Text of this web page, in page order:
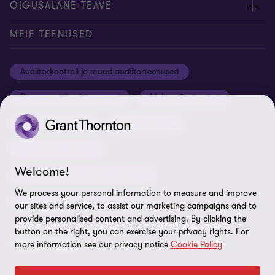
Grant Thornton Baltic Leedus
Ettevõttest
Meie uudised
Karjäär
Uudiskirjaga liitumine
ÕIGUSALANE TEAVE
Privaatsus
Ettevõtte rekvisiidid
ISO 27001:2022 sertifikaat
Küpsiste eelistused
MEIE TEENUSED
Audiitorkontroll ja muud audiitorteenused
Raamatupidamisteenused Maksunõustamine
Õigusnõustamine Ärinõustamine
Riskijuhtimisteenused ja siseaudit
Personaliteenused ja värbamine
LEIDKE MEID!
Welcome!
We process your personal information to measure and improve
our sites and service, to assist our marketing campaigns and to
provide personalised content and advertising. By clicking the
button on the right, you can exercise your privacy rights. For
more information see our privacy notice Cookie Policy